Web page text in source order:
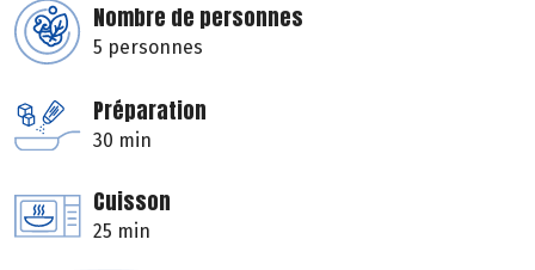
Nombre de personnes
5 personnes
Préparation
30 min
Cuisson
25 min